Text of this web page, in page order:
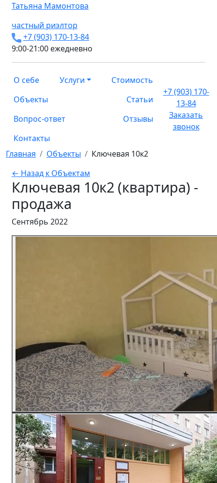
Татьяна Мамонтова
частный риэлтор
+7 (903) 170-13-84
9:00-21:00 ежедневно
О себе Услуги
Стоимость
Объекты
Статьи
Вопрос-ответ
Отзывы
Контакты
+7 (903) 170-
13-84
Заказать
звонок
Главная Объекты
Ключевая 10к2
← Назад к Объектам
Ключевая 10к2 (квартира) -
продажа
Сентябрь 2022